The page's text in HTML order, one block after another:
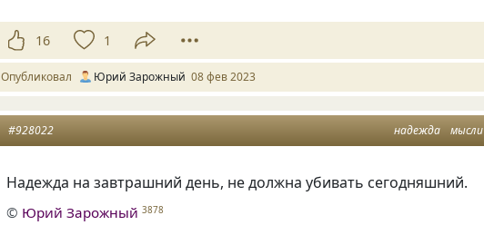
16 1
Опубликовал Юрий Зарожный 08 фев 2023
надежда мысли
#928022
Надежда на завтрашний день, не должна убивать сегодняшний.
© Юрий Зарожный 3878